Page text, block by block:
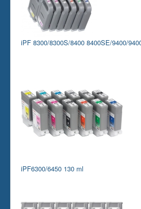
iPF 8300/8300S/8400 8400SE/9400/
iPF6300/6450 130 ml